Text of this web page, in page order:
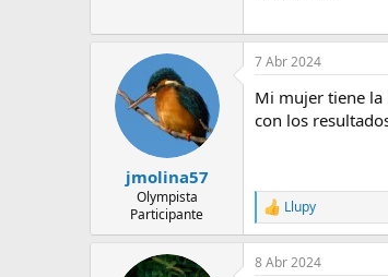
jmolina57
Olympista
Participante
7 Abr 2024
Mi mujer tiene la
con los
R
e
a
c
Llupy
8 Abr 2024